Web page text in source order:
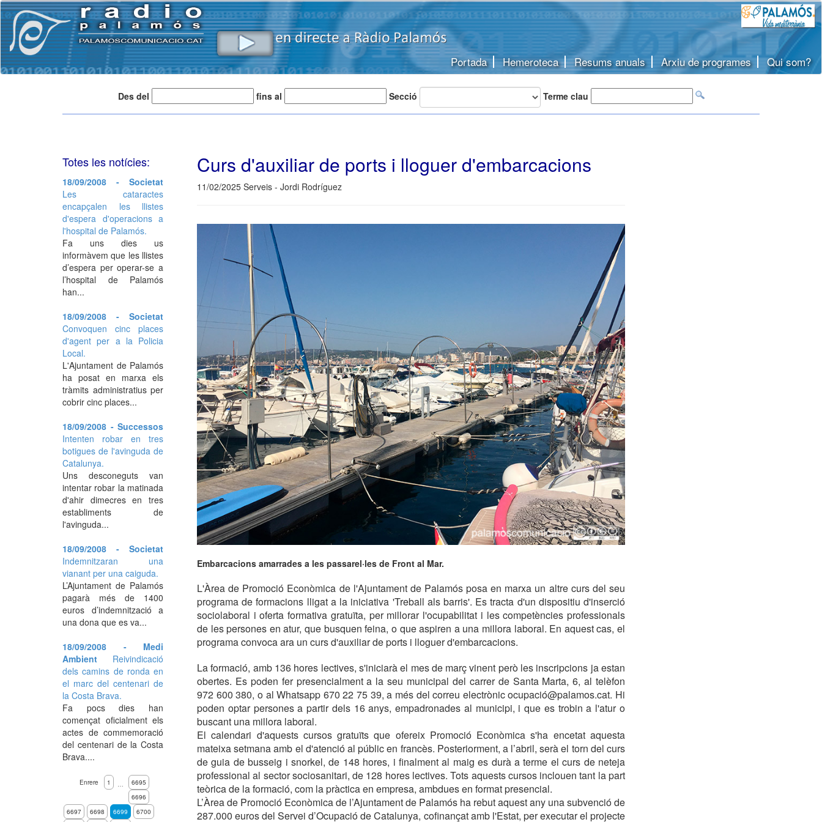
Portada Hemeroteca Resums anuals Arxiu de programes Qui som?
Des del fins al Secció Terme clau
Curs d'auxiliar de ports i lloguer d'embarcacions
11/02/2025 Serveis - Jordi Rodríguez
Embarcacions amarrades a les passarel·les de Front al Mar.
L'Àrea de Promoció Econòmica de l'Ajuntament de Palamós posa en marxa un altre curs del seu
programa de formacions lligat a la iniciativa 'Treball als barris'. Es tracta d'un dispositiu d'inserció
sociolaboral i oferta formativa gratuïta, per millorar l'ocupabilitat i les competències professionals
de les persones en atur, que busquen feina, o que aspiren a una millora laboral. En aquest cas, el
programa convoca ara un curs d'auxiliar de ports i lloguer d'embarcacions.
La formació, amb 136 hores lectives, s'iniciarà el mes de març vinent però les inscripcions ja estan
obertes. Es poden fer presencialment a la seu municipal del carrer de Santa Marta, 6, al telèfon
972 600 380, o al Whatsapp 670 22 75 39, a més del correu electrònic ocupació@palamos.cat. Hi
poden optar persones a partir dels 16 anys, empadronades al municipi, i que es trobin a l'atur o
buscant una millora laboral.
El calendari d'aquests cursos gratuïts que ofereix Promoció Econòmica s'ha encetat aquesta
mateixa setmana amb el d'atenció al públic en francès. Posteriorment, a l’abril, serà el torn del curs
de guia de busseig i snorkel, de 148 hores, i finalment al maig es durà a terme el curs de neteja
professional al sector sociosanitari, de 128 hores lectives. Tots aquests cursos inclouen tant la part
teòrica de la formació, com la pràctica en empresa, ambdues en format presencial.
L’Àrea de Promoció Econòmica de l’Ajuntament de Palamós ha rebut aquest any una subvenció de
287.000 euros del Servei d’Ocupació de Catalunya, cofinançat amb l'Estat, per executar el projecte
Totes les notícies:
18/09/2008 - Societat
Les cataractes
encapçalen les llistes
d'espera d'operacions a
l'hospital de Palamós.
Fa uns dies us
informàvem que les llistes
d’espera per operar-se a
l’hospital de Palamós
han...
18/09/2008 - Societat
Convoquen cinc places
d'agent per a la Policia
Local.
L'Ajuntament de Palamós
ha posat en marxa els
tràmits administratius per
cobrir cinc places...
18/09/2008 - Successos
Intenten robar en tres
botigues de l'avinguda de
Catalunya.
Uns desconeguts van
intentar robar la matinada
d'ahir dimecres en tres
establiments de
l'avinguda...
18/09/2008 - Societat
Indemnitzaran una
vianant per una caiguda.
L’Ajuntament de Palamós
pagarà més de 1400
euros d’indemnització a
una dona que es va...
18/09/2008 - Medi
Ambient Reivindicació
dels camins de ronda en
el marc del centenari de
la Costa Brava.
Fa pocs dies han
començat oficialment els
actes de commemoració
del centenari de la Costa
Brava....
Enrere 1 …
6695
6696
6697
6698 6699 6700